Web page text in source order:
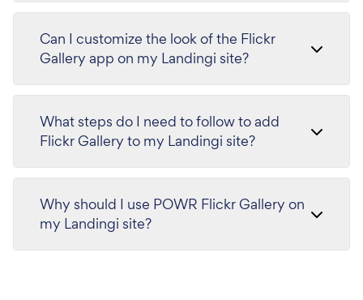
Can I customize the look of the Flickr
Gallery app on my Landingi site?
What steps do I need to follow to add
Flickr Gallery to my Landingi site?
Why should I use POWR Flickr Gallery on
my Landingi site?